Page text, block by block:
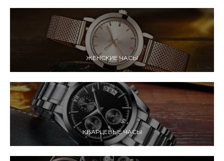
ЖЕНСКИЕ ЧАСЫ
КВАРЦЕВЫЕ ЧАСЫ